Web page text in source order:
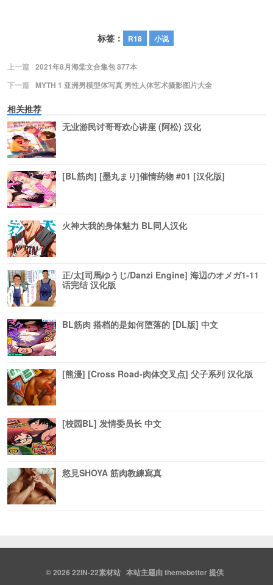
标签： R18 小说
上一篇 2021年8月海棠文合集包 877本
下一篇
MYTH 1 亚洲男模型体写真 男性人体艺术摄影图片大全
相关推荐
无业游民讨哥哥欢心讲座 (阿松) 汉化
[BL筋肉] [墨丸まり]催情药物 #01 [汉化版]
火神大我的身体魅力 BL同人汉化
正/太[司馬ゆうじ/Danzi Engine] 海辺のオメガ1-11
话完结 汉化版
BL筋肉 搭档的是如何堕落的 [DL版] 中文
[熊漫] [Cross Road-肉体交叉点] 父子系列 汉化版
[校园BL] 发情委员长 中文
慾見SHOYA 筋肉教練寫真
© 2026 22IN-22素材站 本站主题由themebetter提供